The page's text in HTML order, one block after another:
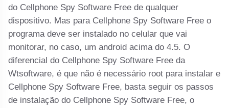
do Cellphone Spy Software Free de qualquer
dispositivo. Mas para Cellphone Spy Software Free o
programa deve ser instalado no celular que vai
monitorar, no caso, um android acima do 4.5. O
diferencial do Cellphone Spy Software Free da
Wtsoftware, é que não é necessário root para instalar e
Cellphone Spy Software Free, basta seguir os passos
de instalação do Cellphone Spy Software Free, o